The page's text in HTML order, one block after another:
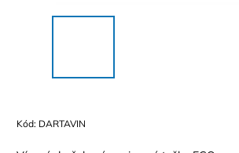
Kód: DARTAVIN